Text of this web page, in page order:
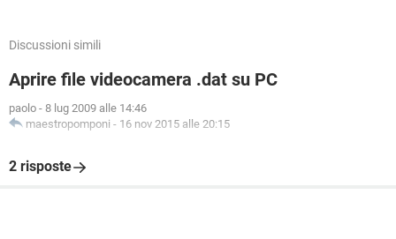
Discussioni simili
Aprire file videocamera .dat su PC
paolo - 8 lug 2009 alle 14:46
maestropomponi - 16 nov 2015 alle 20:15
2 risposte